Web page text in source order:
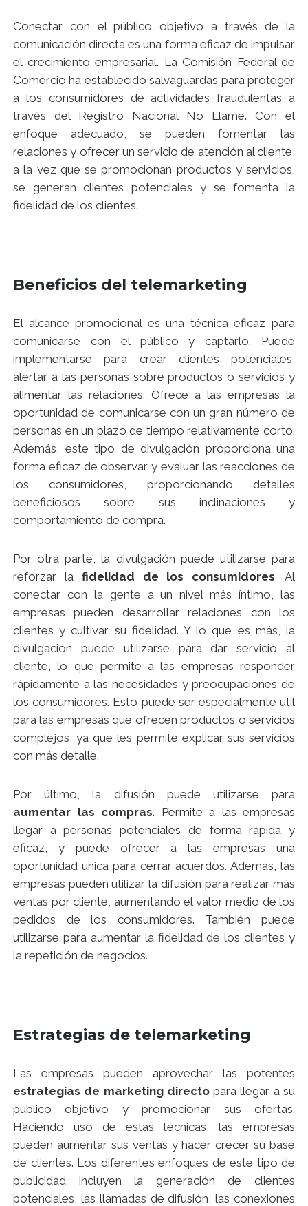
Conectar con el público objetivo a través de la
comunicación directa es una forma eficaz de impulsar
el crecimiento empresarial. La Comisión Federal de
Comercio ha establecido salvaguardas para proteger
a los consumidores de actividades fraudulentas a
través del Registro Nacional No Llame. Con el
enfoque adecuado, se pueden fomentar las
relaciones y ofrecer un servicio de atención al cliente,
a la vez que se promocionan productos y servicios,
se generan clientes potenciales y se fomenta la
fidelidad de los clientes.
Beneficios del telemarketing
El alcance promocional es una técnica eficaz para
comunicarse con el público y captarlo. Puede
implementarse para crear clientes potenciales,
alertar a las personas sobre productos o servicios y
alimentar las relaciones. Ofrece a las empresas la
oportunidad de comunicarse con un gran número de
personas en un plazo de tiempo relativamente corto.
Además, este tipo de divulgación proporciona una
forma eficaz de observar y evaluar las reacciones de
los consumidores, proporcionando detalles
beneficiosos sobre sus inclinaciones y
comportamiento de compra.
Por otra parte, la divulgación puede utilizarse para
reforzar la fidelidad de los consumidores. Al
conectar con la gente a un nivel más íntimo, las
empresas pueden desarrollar relaciones con los
clientes y cultivar su fidelidad. Y lo que es más, la
divulgación puede utilizarse para dar servicio al
cliente, lo que permite a las empresas responder
rápidamente a las necesidades y preocupaciones de
los consumidores. Esto puede ser especialmente útil
para las empresas que ofrecen productos o servicios
complejos, ya que les permite explicar sus servicios
con más detalle.
Por último, la difusión puede utilizarse para
aumentar las compras. Permite a las empresas
llegar a personas potenciales de forma rápida y
eficaz, y puede ofrecer a las empresas una
oportunidad única para cerrar acuerdos. Además, las
empresas pueden utilizar la difusión para realizar más
ventas por cliente, aumentando el valor medio de los
pedidos de los consumidores. También puede
utilizarse para aumentar la fidelidad de los clientes y
la repetición de negocios.
Estrategias de telemarketing
Las empresas pueden aprovechar las potentes
estrategias de marketing directopara llegar a su
público objetivo y promocionar sus ofertas.
Haciendo uso de estas técnicas, las empresas
pueden aumentar sus ventas y hacer crecer su base
de clientes. Los diferentes enfoques de este tipo de
publicidad incluyen la generación de clientes
potenciales, las llamadas de difusión, las conexiones